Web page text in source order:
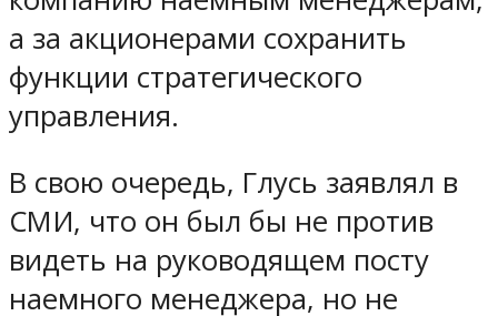
а за акционерами сохранить
функции стратегического
управления.
В свою очередь, Глусь заявлял в
СМИ, что он был бы не против
видеть на руководящем посту
наемного менеджера, но не